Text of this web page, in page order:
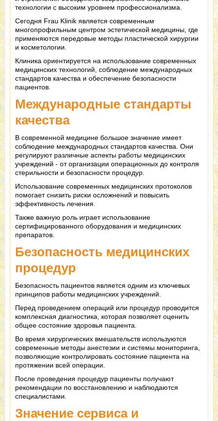
технологии с высоким уровнем профессионализма.
Сегодня Frau Klinik является современным
многопрофильным центром эстетической медицины, где
применяются передовые методы пластической хирургии
и косметологии.
Клиника ориентируется на использование современных
медицинских технологий, соблюдение международных
стандартов качества и обеспечение безопасности
пациентов.
Международные стандарты
качества
В современной медицине большое значение имеет
соблюдение международных стандартов качества. Они
регулируют различные аспекты работы медицинских
учреждений - от организации операционных до контроля
стерильности и безопасности процедур.
Использование современных медицинских протоколов
помогает снизить риски осложнений и повысить
эффективность лечения.
Также важную роль играет использование
сертифицированного оборудования и медицинских
препаратов.
Безопасность медицинских
процедур
Безопасность пациентов является одним из ключевых
принципов работы медицинских учреждений.
Перед проведением операций или процедур проводится
комплексная диагностика, которая позволяет оценить
общее состояние здоровья пациента.
Во время хирургических вмешательств используются
современные методы анестезии и системы мониторинга,
позволяющие контролировать состояние пациента на
протяжении всей операции.
После проведения процедур пациенты получают
рекомендации по восстановлению и наблюдаются
специалистами.
Значение сервиса и